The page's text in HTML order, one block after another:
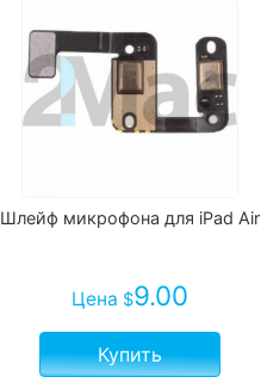
Шлейф микрофона для iPad Air
Цена $9.00
Купить